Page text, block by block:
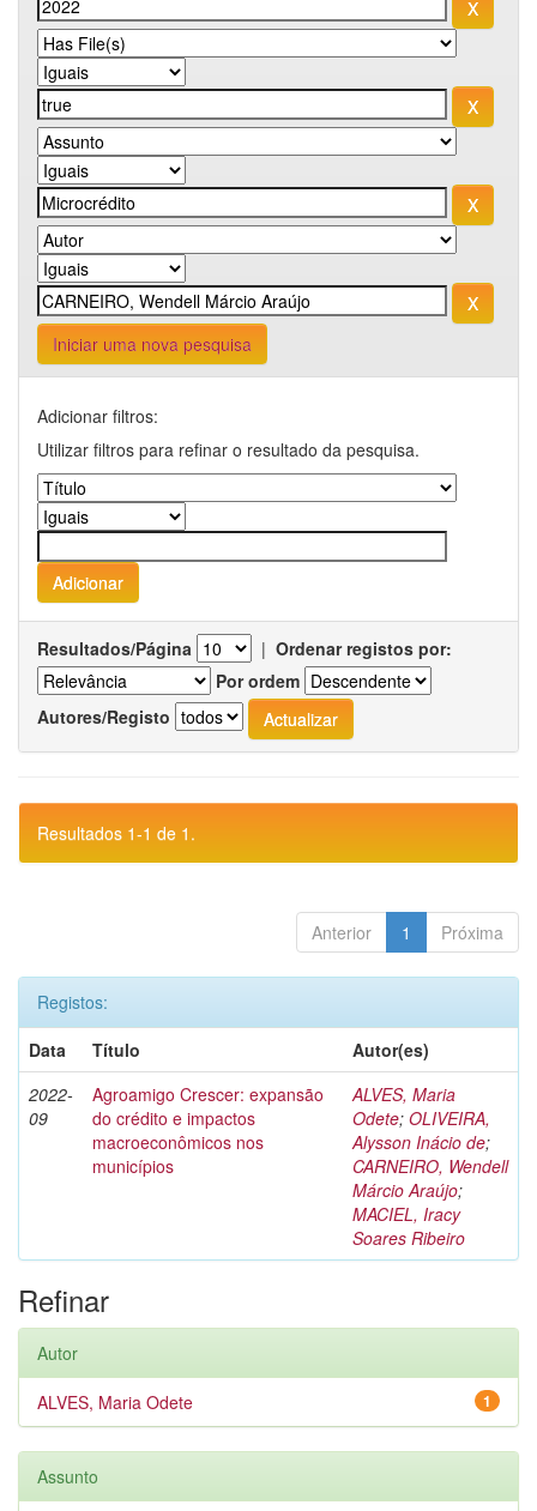
Iniciar uma nova pesquisa
Adicionar filtros:
Utilizar filtros para refinar o resultado da pesquisa.
Resultados/Página | Ordenar registos por:
Por ordem
Autores/Registo
Resultados 1-1 de 1.
Anterior 1 Próxima
Registos:
Data
Título
Autor(es)
2022-
09
Agroamigo Crescer: expansão
do crédito e impactos
macroeconômicos nos
municípios
ALVES, Maria
Odete; OLIVEIRA,
Alysson Inácio de;
CARNEIRO, Wendell
Márcio Araújo;
MACIEL, Iracy
Soares Ribeiro
Refinar
Autor
1
ALVES, Maria Odete
Assunto